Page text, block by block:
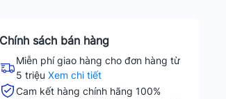
Chính sách bán hàng
Miễn phí giao hàng cho đơn hàng từ
5 triệuXem chi tiết
Cam kết hàng chính hãng 100%